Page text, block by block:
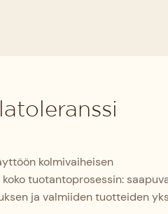
kolmivaiheisen
tuotantoprosessin:
ja valmiiden tuotteiden